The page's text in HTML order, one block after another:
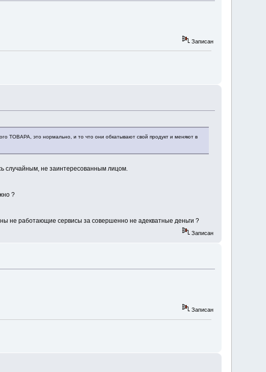
Записан
ТОВАРА, это нормально, и то что они обкатывают свой продукт и меняют в
случайным, не заинтересованным лицом.
?
не работающие сервисы за совершенно не адекватные деньги ?
Записан
Записан